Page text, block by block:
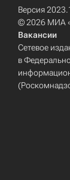
Версия
© 2026 МИА
Вакансии
Сетевое
в